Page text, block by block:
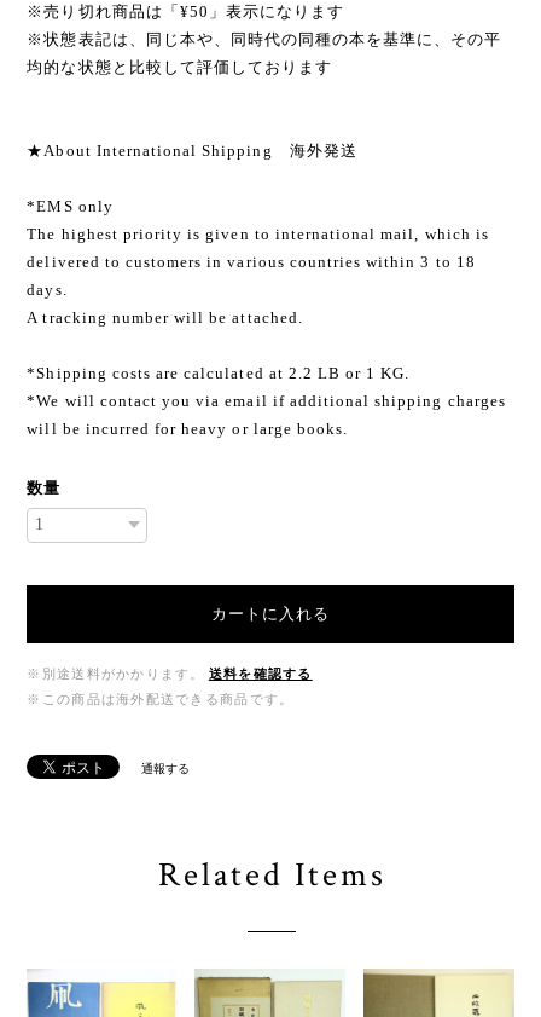
※売り切れ商品は「¥50」表示になります
※状態表記は、同じ本や、同時代の同種の本を基準に、その平
均的な状態と比較して評価しております
★About International Shipping 海外発送
*EMS only
The highest priority is given to international mail, which is
delivered to customers in various countries within 3 to 18
days.
A tracking number will be attached.
*Shipping costs are calculated at 2.2 LB or 1 KG.
*We will contact you via email if additional shipping charges
will be incurred for heavy or large books.
数量
カートに入れる
※別途送料がかかります。
送料を確認する
※この商品は海外配送できる商品です。
通報する
Related Items